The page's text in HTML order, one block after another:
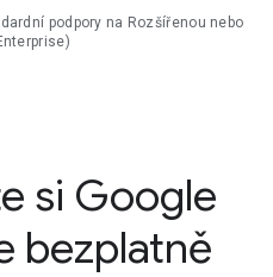
podpory na Rozšířenou nebo
si Google
bezplatně